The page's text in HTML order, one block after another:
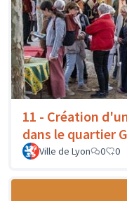
11 - Création
dans le quartier
Ville de Lyon 0 0